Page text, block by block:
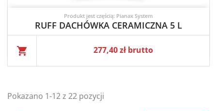
Produkt jest częścią: Pianax System
RUFF DACHÓWKA CERAMICZNA 5 L
shopping_cart
Cena
277,40 zł brutto
Pokazano 1-12 z 22 pozycji